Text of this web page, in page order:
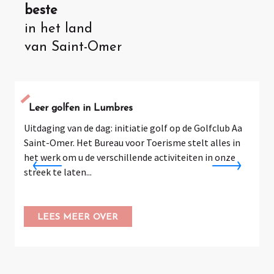
beste
in het land
van Saint-Omer
Leer golfen in Lumbres
Uitdaging van de dag: initiatie golf op de Golfclub Aa
Saint-Omer. Het Bureau voor Toerisme stelt alles in
het werk om u de verschillende activiteiten in onze
streek te laten...
LEES MEER OVER